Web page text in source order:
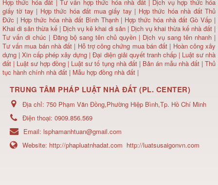
Hợp thức hóa đất |Tư vấn hợp thức hóa nhà đất| Dịch vụ hợp thức hóa
giấy tờ tay | Hợp thức hóa đất mua giấy tay | Hợp thức hóa nhà đất Thủ
Đức | Hợp thức hóa nhà đất Bình Thạnh | Hợp thức hóa nhà đất Gò Vấp |
Khai di sản thừa kế | Dịch vụ kê khai di sản | Dịch vụ khai thừa kế nhà đất |
Tư vấn di chúc | Đăng bộ sang tên chủ quyền | Dịch vụ sang tên nhanh |
Tư vấn mua bán nhà đất | Hỗ trợ công chứng mua bán đất | Hoàn công xây
dựng | Xin cấp phép xây dựng |Đại diện giải quyết tranh chấp | Luật sư nhà
đất | Luật sư hợp đồng | Luật sư tố tụng nhà đất | Bản án mẫu nhà đất|Thủ
tục hành chính nhà đất | Mẫu hợp đồng nhà đất |
TRUNG TÂM PHÁP LUẬT NHÀ ĐẤT (PL. CENTER)
Địa chỉ: 750 Phạm Văn Đồng,Phường Hiệp Bình,Tp. Hồ Chí Minh
Điện thoại: 0909.856.569
Email: lsphamanhtuan@gmail.com
Website: http://phapluatnhadat.com http://luatsusaigonvn.com